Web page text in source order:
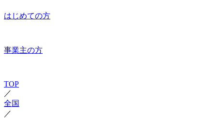
はじめての方
事業主の方
TOP
／
全国
／